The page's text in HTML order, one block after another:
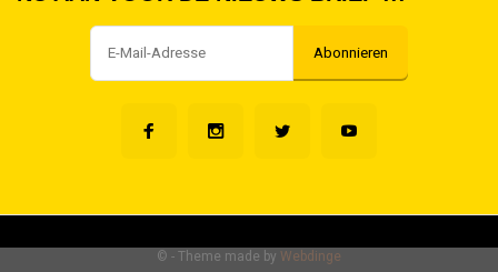
Abonnieren
© - Theme made by Webdinge